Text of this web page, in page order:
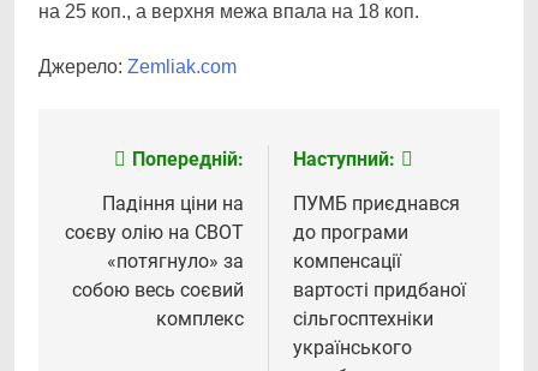
на 25 коп., а верхня межа впала на 18 коп.
Джерело: Zemliak.com
Навігація
записів
Попередній:
Падіння ціни на
соєву олію на CBOT
«потягнуло» за
собою весь соєвий
комплекс
Наступний:
ПУМБ приєднався
до програми
компенсації
вартості придбаної
сільгосптехніки
українського